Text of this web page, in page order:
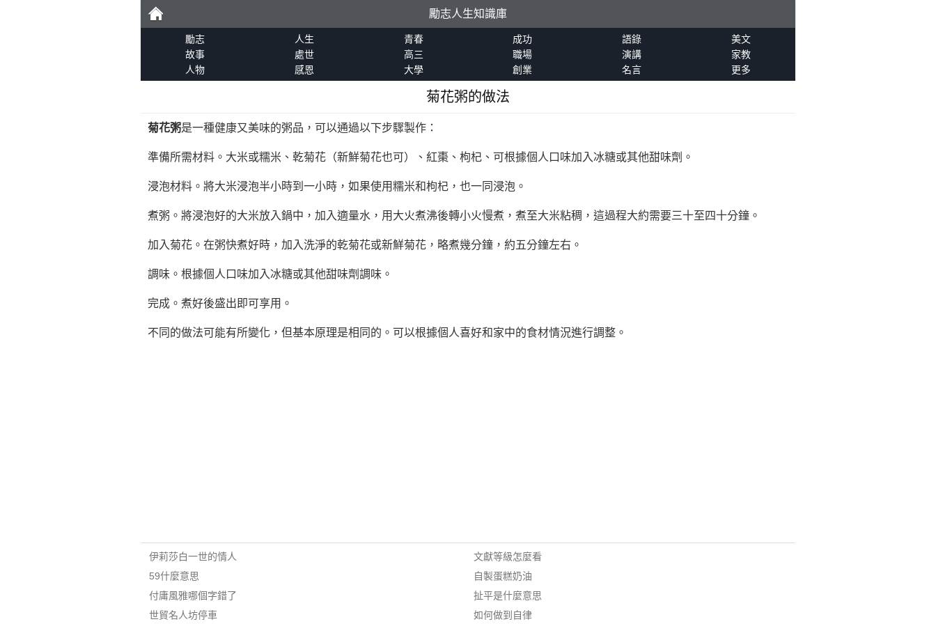
勵
勵志人生知識庫
勵志 人生 青春 成功 語錄
美文
故事
處世 高三 職場 演講
家教
人物
感恩 大學 創業 名言 更多
菊花粥的做法
菊花粥是一種健康又美味的粥品，可以通過以下步驟製作：
準備所需材料。大米或糯米、乾菊花（新鮮菊花也可）、紅棗、枸杞、可根據個人口味加入冰糖或其他甜味劑。
浸泡材料。將大米浸泡半小時到一小時，如果使用糯米和枸杞，也一同浸泡。
煮粥。將浸泡好的大米放入鍋中，加入適量水，用大火煮沸後轉小火慢煮，煮至大米粘稠，這過程大約需要三十至四十分鐘。
加入菊花。在粥快煮好時，加入洗淨的乾菊花或新鮮菊花，略煮幾分鐘，約五分鐘左右。
調味。根據個人口味加入冰糖或其他甜味劑調味。
完成。煮好後盛出即可享用。
不同的做法可能有所變化，但基本原理是相同的。可以根據個人喜好和家中的食材情況進行調整。
伊莉莎白一世的情人
59什麼意思
付庸風雅哪個字錯了
世貿名人坊停車
文獻等級怎麼看
自製蛋糕奶油
扯平是什麼意思
如何做到自律